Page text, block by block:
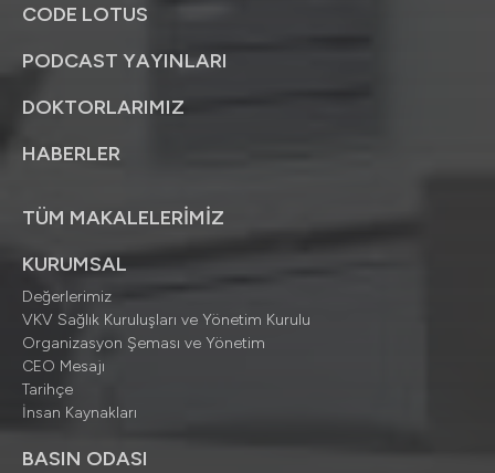
CODE LOTUS
PODCAST YAYINLARI
DOKTORLARIMIZ
HABERLER
TÜM MAKALELERİMİZ
KURUMSAL
Değerlerimiz
VKV Sağlık Kuruluşları ve Yönetim Kurulu
Organizasyon Şeması ve Yönetim
CEO Mesajı
Tarihçe
İnsan Kaynakları
BASIN ODASI